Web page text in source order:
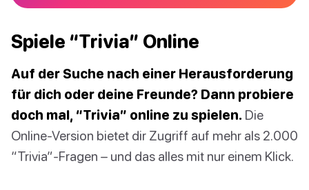
Spiele “Trivia” Online
Auf der Suche nach einer Herausforderung
für dich oder deine Freunde? Dann probiere
doch mal, “Trivia” online zu spielen. Die
Online-Version bietet dir Zugriff auf mehr als 2.000
“Trivia”-Fragen – und das alles mit nur einem Klick.